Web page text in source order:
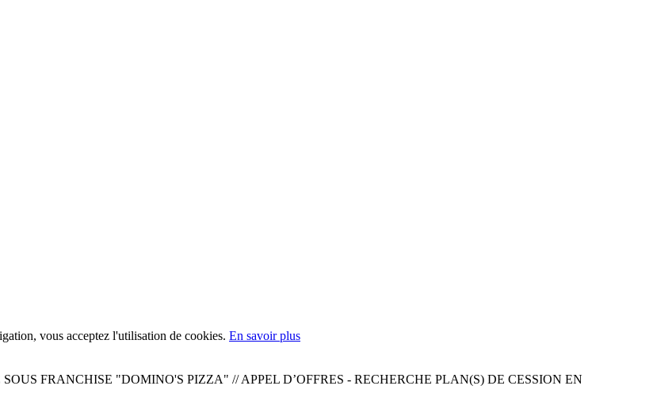
vous acceptez l'utilisation de cookies. En savoir plus
FRANCHISE "DOMINO'S PIZZA" // APPEL D’OFFRES - RECHERCHE PLAN(S) DE CESSION EN